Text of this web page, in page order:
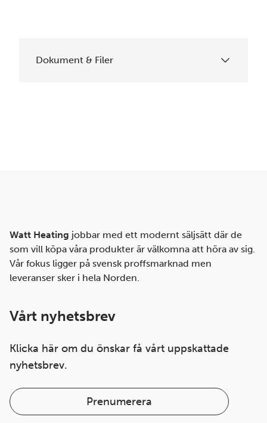
Dokument & Filer
Watt Heating jobbar med ett modernt säljsätt där de
som vill köpa våra produkter är välkomna att höra av sig.
Vår fokus ligger på svensk proffsmarknad men
leveranser sker i hela Norden.
Vårt nyhetsbrev
Klicka här om du önskar få vårt uppskattade
nyhetsbrev.
Prenumerera